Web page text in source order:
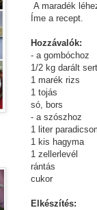
A maradék
Íme a recept.
Hozzávalók:
- a gombóchoz
1/2 kg darált
1 marék rizs
1 tojás
só, bors
- a szószhoz
1 liter
1 kis hagyma
1 zellerlevél
rántás
cukor
Elkészítés: